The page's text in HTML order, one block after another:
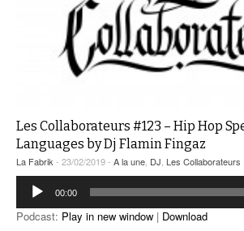
Les Collaborateurs #123 – Hip Hop
Languages by Dj Flamin Fingaz
La Fabrik - 23/02/2019 - A la une DJ Les Collaborateurs
Lecteur
audio
00:00
Podcast: Play in new window | Download